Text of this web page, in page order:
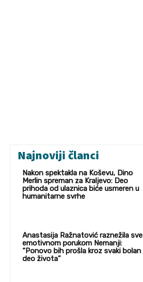
Najnoviji članci
Nakon spektakla na Koševu, Dino
Merlin spreman za Kraljevo: Deo
prihoda od ulaznica biće usmeren u
humanitarne svrhe
Anastasija Ražnatović raznežila sve
emotivnom porukom Nemanji:
“Ponovo bih prošla kroz svaki bolan
deo života”